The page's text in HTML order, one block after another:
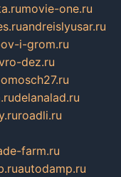
movie-one.ru
andreislyusar.ru
i-grom.ru
dez.ru
delanalad.ru
roadli.ru
farm.ru
autodamp.ru